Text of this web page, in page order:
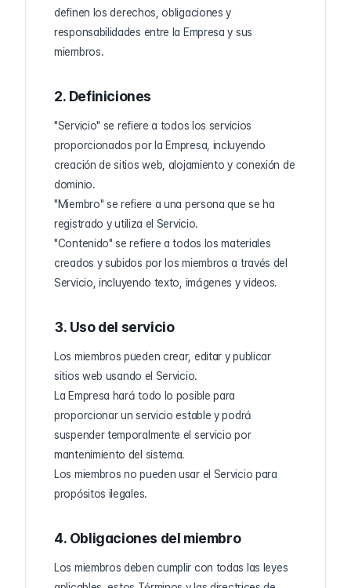
definen los derechos, obligaciones y
responsabilidades entre la Empresa y sus
miembros.
2. Definiciones
"Servicio" se refiere a todos los servicios
proporcionados por la Empresa, incluyendo
creación de sitios web, alojamiento y conexión de
dominio.
"Miembro" se refiere a una persona que se ha
registrado y utiliza el Servicio.
"Contenido" se refiere a todos los materiales
creados y subidos por los miembros a través del
Servicio, incluyendo texto, imágenes y videos.
3. Uso del servicio
Los miembros pueden crear, editar y publicar
sitios web usando el Servicio.
La Empresa hará todo lo posible para
proporcionar un servicio estable y podrá
suspender temporalmente el servicio por
mantenimiento del sistema.
Los miembros no pueden usar el Servicio para
propósitos ilegales.
4. Obligaciones del miembro
Los miembros deben cumplir con todas las leyes